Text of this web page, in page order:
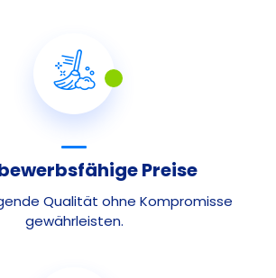
Preise
Qualität ohne Kompromisse
gewährleisten.